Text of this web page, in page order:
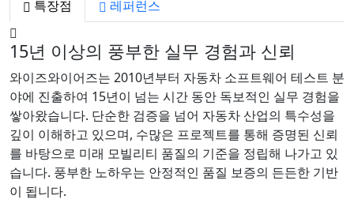
특장점 레퍼런스
15년 이상의 풍부한 실무 경험과 신뢰
와이즈와이어즈는 2010년부터 자동차 소프트웨어 테스트 분
야에 진출하여 15년이 넘는 시간 동안 독보적인 실무 경험을
쌓아왔습니다. 단순한 검증을 넘어 자동차 산업의 특수성을
깊이 이해하고 있으며, 수많은 프로젝트를 통해 증명된 신뢰
를 바탕으로 미래 모빌리티 품질의 기준을 정립해 나가고 있
습니다. 풍부한 노하우는 안정적인 품질 보증의 든든한 기반
이 됩니다.